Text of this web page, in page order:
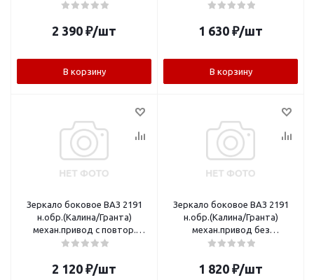
2 390 ₽/шт
В корзину
1 630 ₽/шт
В корзину
Зеркало боковое ВАЗ 2191
н.обр.(Калина/Гранта)
механ.привод с повтор.
(обогрев) правое Лого-Д
2 120 ₽/шт
Зеркало боковое ВАЗ 2191
н.обр.(Калина/Гранта)
механ.привод без
повторителя левое Лого-Д
1 820 ₽/шт